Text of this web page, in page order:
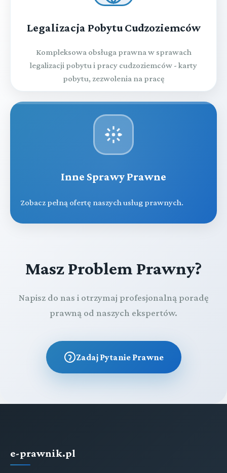
Legalizacja Pobytu Cudzoziemców
Kompleksowa obsługa prawna w sprawach
legalizacji pobytu i pracy cudzoziemców - karty
pobytu, zezwolenia na pracę
Inne Sprawy Prawne
Zobacz pełną ofertę naszych usług prawnych.
Masz Problem Prawny?
Napisz do nas i otrzymaj profesjonalną poradę
prawną od naszych ekspertów.
Zadaj Pytanie Prawne
e-prawnik.pl